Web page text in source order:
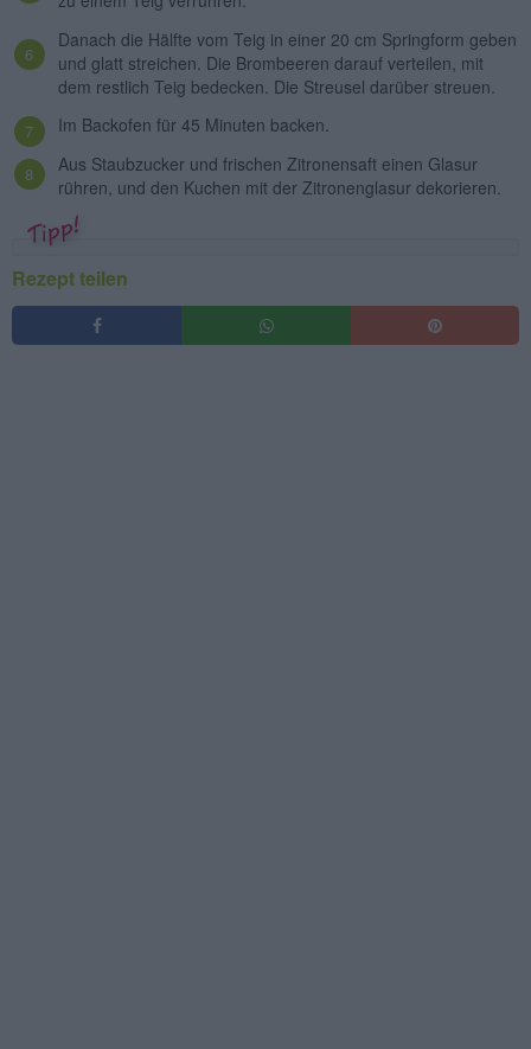
Danach die Hälfte vom Teig in einer 20 cm Springform geben
und glatt streichen. Die Brombeeren darauf verteilen, mit
dem restlich Teig bedecken. Die Streusel darüber streuen.
Im Backofen für 45 Minuten backen.
Aus Staubzucker und frischen Zitronensaft einen Glasur
rühren, und den Kuchen mit der Zitronenglasur dekorieren.
Rezept teilen